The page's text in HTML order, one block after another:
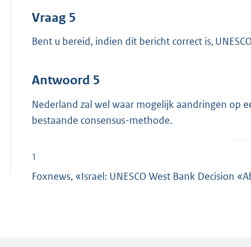
Vraag 5
Bent u bereid, indien dit bericht correct is,
Antwoord 5
Nederland zal wel waar mogelijk aandringen op
bestaande consensus-methode.
1
Foxnews, «Israel: UNESCO West Bank Decision